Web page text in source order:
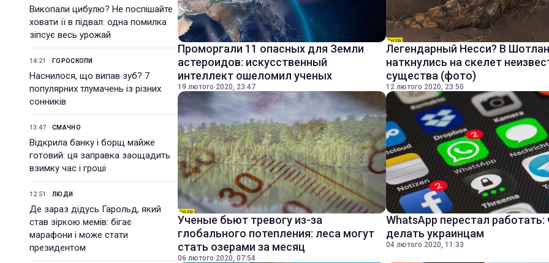
Викопали цибулю? Не поспішайте
ховати її в підвал: одна помилка
зіпсує весь урожай
14:21 ГОРОСКОПИ
Наснилося, що випав зуб? 7
популярних тлумачень із різних
сонників
13:47 СМАЧНО
Відкрила банку і борщ майже
готовий: ця заправка заощадить
взимку час і гроші
12:51 ЛЮДИ
Де зараз дідусь Гарольд, який
став зіркою мемів: бігає
марафони і може стати
президентом
Проморгали 11 опасных для Земли
астероидов: искусственный
интеллект ошеломил ученых
19 лютого 2020, 23:47
Легендарный Несси? В
наткнулись на скелет
существа (фото)
12 лютого 2020, 23:50
Ученые бьют тревогу из-за
глобального потепления: леса могут
стать озерами за месяц
06 лютого 2020, 07:54
WhatsApp перестал работать:
делать украинцам
04 лютого 2020, 11:33